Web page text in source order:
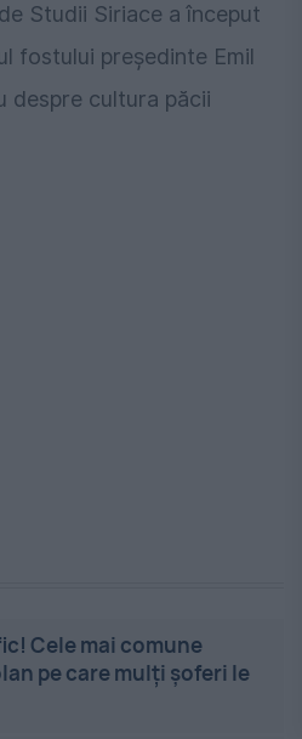
Studii Siriace a început
fostului președinte Emil
despre cultura păcii
Cele mai comune
pe care mulți șoferi le